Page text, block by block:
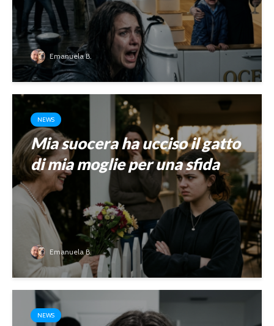
Emanuela B.
NEWS
Mia suocera ha ucciso il gatto
di mia moglie per una sfida
Emanuela B.
NEWS